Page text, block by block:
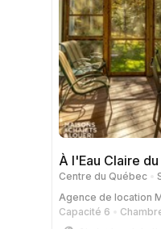
À l'Eau Claire
Centre du Québec
Agence de location
Capacité 6